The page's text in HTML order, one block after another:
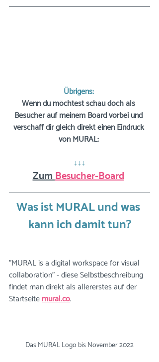
Übrigens:
Wenn du möchtest schau doch als
Besucher auf meinem Board vorbei und
verschaff dir gleich direkt einen Eindruck
von MURAL:
↓↓↓
Zum Besucher-Board
Was ist MURAL und was
kann ich damit tun?
"MURAL is a digital workspace for visual
collaboration" - diese Selbstbeschreibung
findet man direkt als allererstes auf der
Startseitemural.co.
Das MURAL Logo bis November 2022